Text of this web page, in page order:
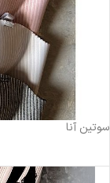
سوتین آنا